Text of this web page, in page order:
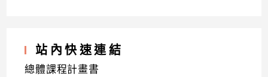
站內快速連結
總體課程計畫書